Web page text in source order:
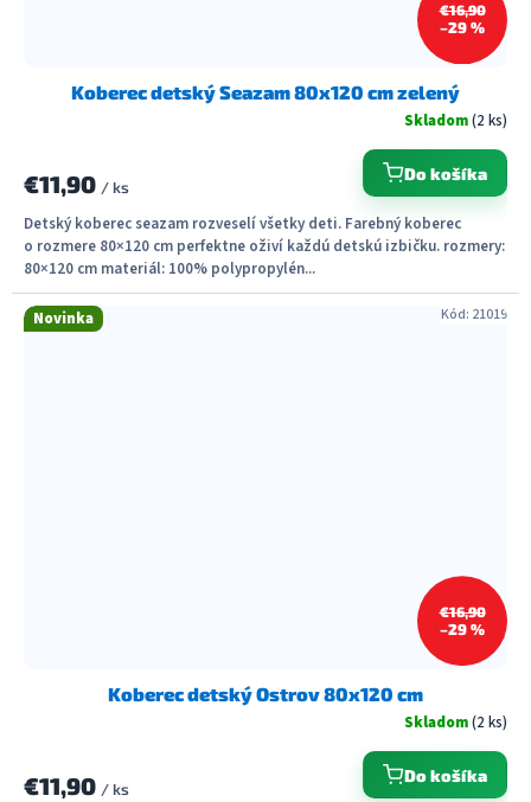
€16,90
–29 %
Koberec detský Seazam 80x120 cm zelený
Skladom(2 ks)
€11,90 / ks
Do košíka
Detský koberec seazam rozveselí všetky deti. Farebný koberec
o rozmere 80×120 cm perfektne oživí každú detskú izbičku. rozmery:
80×120 cm materiál: 100% polypropylén...
Novinka
€16,90
–29 %
Koberec detský Ostrov 80x120 cm
Skladom(2 ks)
€11,90 / ks
Do košíka
Kód: 21019